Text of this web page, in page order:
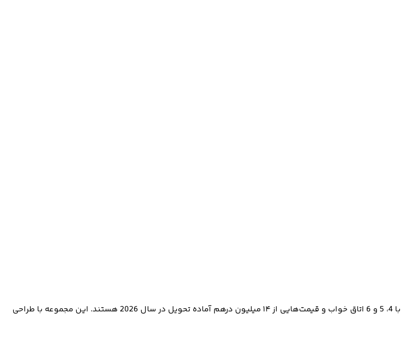
به دنبال خرید یک ملک لوکس در دبی هستید؟ ویلاهای وادی در منطقه ال باراری با 4، 5 و 6 اتاق خواب و قیمت‌هایی از ۱۴ میلیون درهم آماده تحویل در سال 2026 هستند. این مجموعه با طراحی